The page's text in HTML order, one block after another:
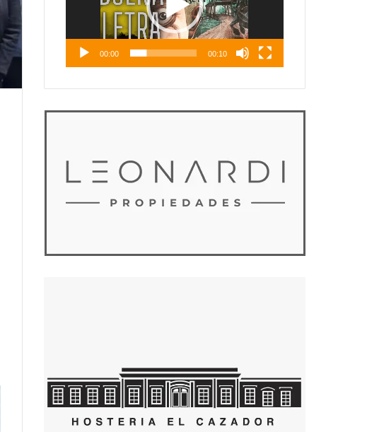
00:00 00:10